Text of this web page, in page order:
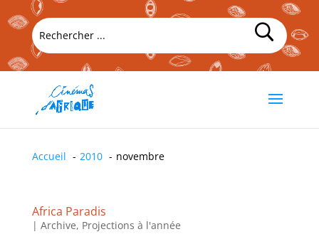
Accueil 2010 novembre
Africa Paradis
| Archive, Projections à l'année